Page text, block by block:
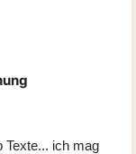
Texte... ich mag